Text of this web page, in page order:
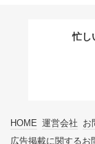
忙し
HOME 運営会社 お
広告掲載に関するお